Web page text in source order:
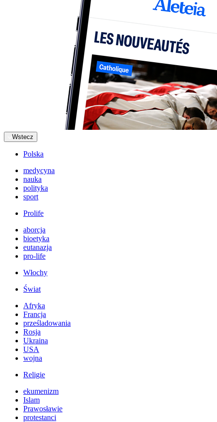
Wstecz
Polska
medycyna
nauka
polityka
sport
Prolife
aborcja
bioetyka
eutanazja
pro-life
Włochy
Świat
Afryka
Francja
prześladowania
Rosja
Ukraina
USA
wojna
Religie
ekumenizm
Islam
Prawosławie
protestanci